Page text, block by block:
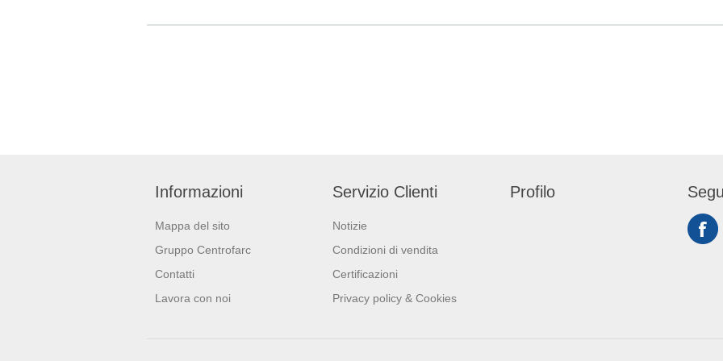
Informazioni
Mappa del sito
Gruppo Centrofarc
Contatti
Lavora con noi
Servizio Clienti
Notizie
Condizioni di vendita
Certificazioni
Privacy policy & Cookies
Profilo